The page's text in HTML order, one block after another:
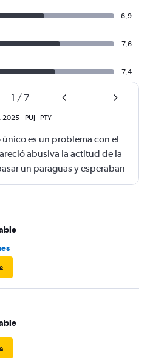
6,9
7,6
7,4
1 / 7
2025 PUJ - PTY
es un problema con el
abusiva la actitud de la
un paraguas y esperaban
de COPA como si fuese
es que dejaban pasar a
Me salía más caro
a la bodega que el valor
más loco, es que en el duty
donde y en nombre de la
abuso y el exceso?